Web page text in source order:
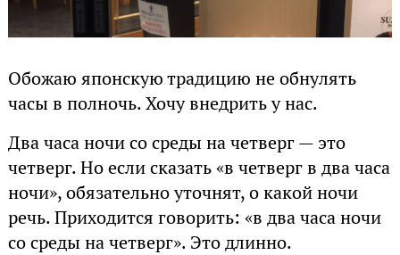
Обожаю японскую традицию не обнулять
часы в полночь. Хочу внедрить у нас.
Два часа ночи со среды на четверг — это
четверг. Но если сказать «в четверг в два часа
ночи», обязательно уточнят, о какой ночи
речь. Приходится говорить: «в два часа ночи
со среды на четверг». Это длинно.